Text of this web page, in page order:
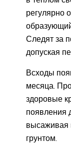
регулярно
Следят за
допуская
Всходы
месяца.
здоровые
появления
высаживая
грунтом.